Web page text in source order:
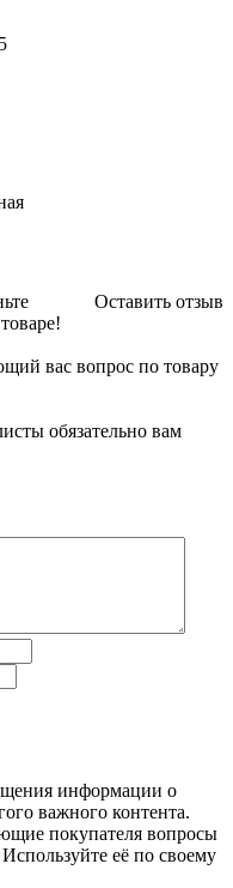
Оставить отзыв
вас вопрос по товару
обязательно вам
информации о
важного контента.
покупателя вопросы
её по своему